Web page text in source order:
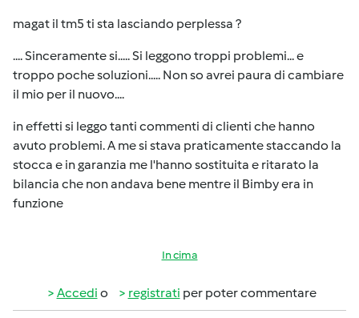
magat il tm5 ti sta lasciando perplessa ?
.... Sinceramente si..... Si leggono troppi problemi... e
troppo poche soluzioni..... Non so avrei paura di cambiare
il mio per il nuovo....
in effetti si leggo tanti commenti di clienti che hanno
avuto problemi. A me si stava praticamente staccando la
stocca e in garanzia me l'hanno sostituita e ritarato la
bilancia che non andava bene mentre il Bimby era in
funzione
In cima
Accedi o registrati per poter commentare